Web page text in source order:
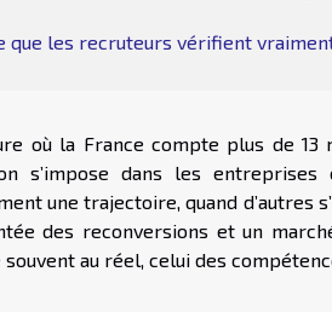
que les recruteurs vérifient
où la France compte plus de
s’impose dans les
une trajectoire, quand d’autres
des reconversions et un
au réel, celui des